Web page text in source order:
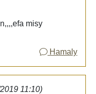
misy
Hamaly
11:10)